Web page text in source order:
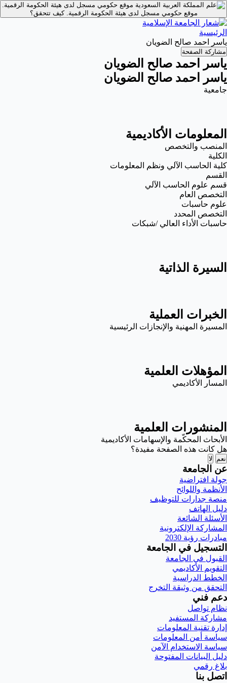
موقع حكومي مسجل لدى هيئة الحكومة الرقمية.
موقع حكومي مسجل لدى هيئة الحكومة الرقمية.كيف تتحقق؟
الرئيسية
ياسر احمد صالح الضويان
مشاركة الصفحة
ياسر احمد صالح الضويان
ياسر احمد صالح الضويان
جامعية
المعلومات الأكاديمية
المنصب والتخصص
الكلية
كلية الحاسب الآلي ونظم المعلومات
القسم
قسم علوم الحاسب الآلي
التخصص العام
علوم حاسبات
التخصص المحدد
حاسبات الأداء العالي /شبكات
السيرة الذاتية
الخبرات العملية
المسيرة المهنية والإنجازات الرئيسية
المؤهلات العلمية
المسار الأكاديمي
المنشورات العلمية
الأبحاث المحكّمة والإسهامات الأكاديمية
هل كانت هذه الصفحة مفيدة؟
نعم لا
عن الجامعة
جولة افتراضية
الأنظمة واللوائح
منصة جدارات للتوظيف
دليل الهاتف
الأسئلة الشائعة
المشاركة الإلكترونية
مبادرات رؤية 2030
التسجيل في الجامعة
القبول في الجامعة
التقويم الأكاديمي
الخطط الدراسية
التحقق من وثيقة التخرج
دعم فني
نظام تواصل
مشاركة المستفيد
إدارة تقنية المعلومات
سياسة أمن المعلومات
سياسة الاستخدام الآمن
دليل البيانات المفتوحة
بلاغ رقمي
اتصل بنا